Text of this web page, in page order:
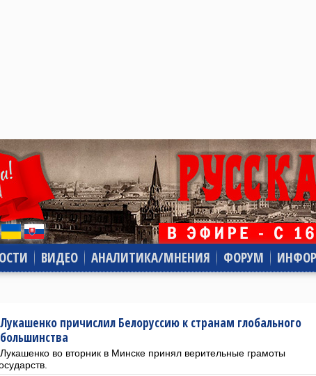
ВИДЕО АНАЛИТИКА/МНЕНИЯ ФОРУМ
Лукашенко причислил Белоруссию к странам глобального
большинства
Лукашенко во вторник в Минске принял верительные грамоты